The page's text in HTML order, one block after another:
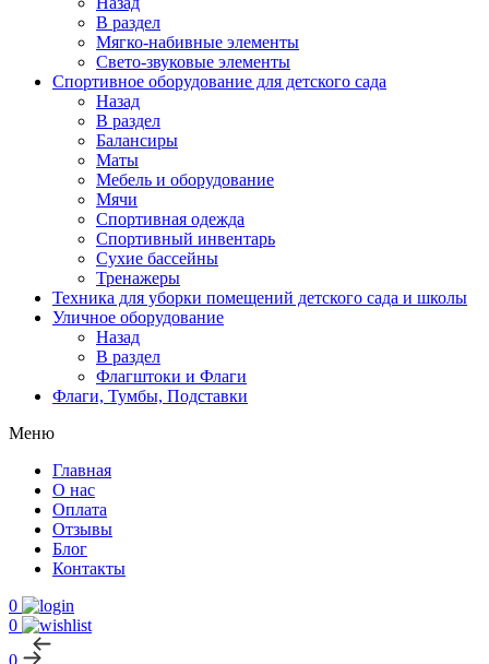
В раздел
Мягко-набивные элементы
Свето-звуковые элементы
Спортивное оборудование для детского сада
Назад
В раздел
Балансиры
Маты
Мебель и оборудование
Мячи
Спортивная одежда
Спортивный инвентарь
Сухие бассейны
Тренажеры
Техника для уборки помещений детского сада и школы
Уличное оборудование
Назад
В раздел
Флагштоки и Флаги
Флаги, Тумбы, Подставки
Меню
Главная
О нас
Оплата
Отзывы
Блог
Контакты
0
0
0